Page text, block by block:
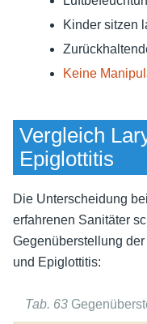
Kinder sitzen
Keine
Vergleich
Epiglottitis
Die Unterscheidung
erfahrenen Sanitäter
Gegenüberstellung
und Epiglottitis:
Tab. 63